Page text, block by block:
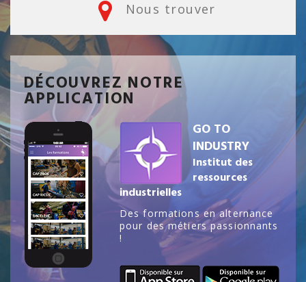
Nous trouver
DÉCOUVREZ NOTRE
APPLICATION
GO TO
INDUSTRY
Institut des
ressources
industrielles
Des formations en alternance
pour des métiers passionnants
!